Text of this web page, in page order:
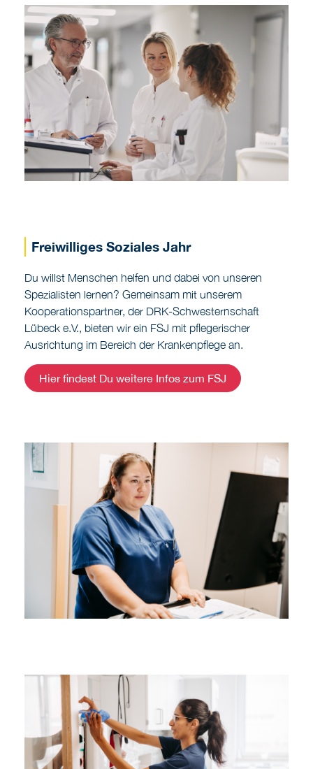
Spezialisten lernen? Gemeinsam mit unserem
Lübeck e.V., bieten wir ein FSJ mit pflegerischer
Ausrichtung im Bereich der Krankenpflege an.
Hier findest Du weitere Infos zum FSJ